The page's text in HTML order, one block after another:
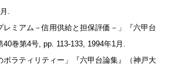
.
レミアム－信用供給と担保評価－」『六甲台
巻第4号, pp. 113-133, 1994年1月.
ボラティリティー」『六甲台論集』（神戸大